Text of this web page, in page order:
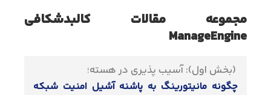
مجموعه مقالات کالبدشکافی
ManageEngine
(بخش اول): آسیب پذیری در هسته؛
چگونه مانیتورینگ به پاشنه آشیل امنیت شبکه